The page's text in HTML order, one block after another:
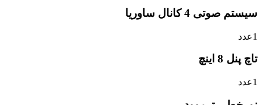
سیستم صوتی 4 کانال ساوریا
1عدد
تاچ پنل 8 اینچ
1عدد